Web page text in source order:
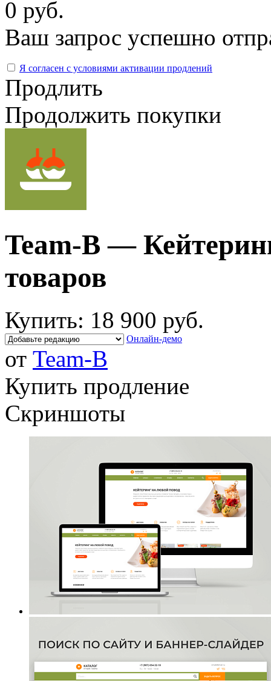
0 руб.
Ваш запрос успешно
Я согласен с условиями активации продлений
Продлить
Продолжить покупки
Team-B —
товаров
Купить: 18 900 руб.
Онлайн-демо
от Team-B
Купить продление
Скриншоты